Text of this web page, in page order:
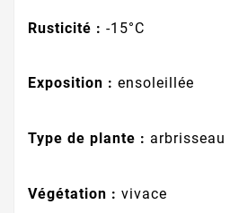
Rusticité : -15°C
Exposition : ensoleillée
Type de plante :
Végétation : vivace